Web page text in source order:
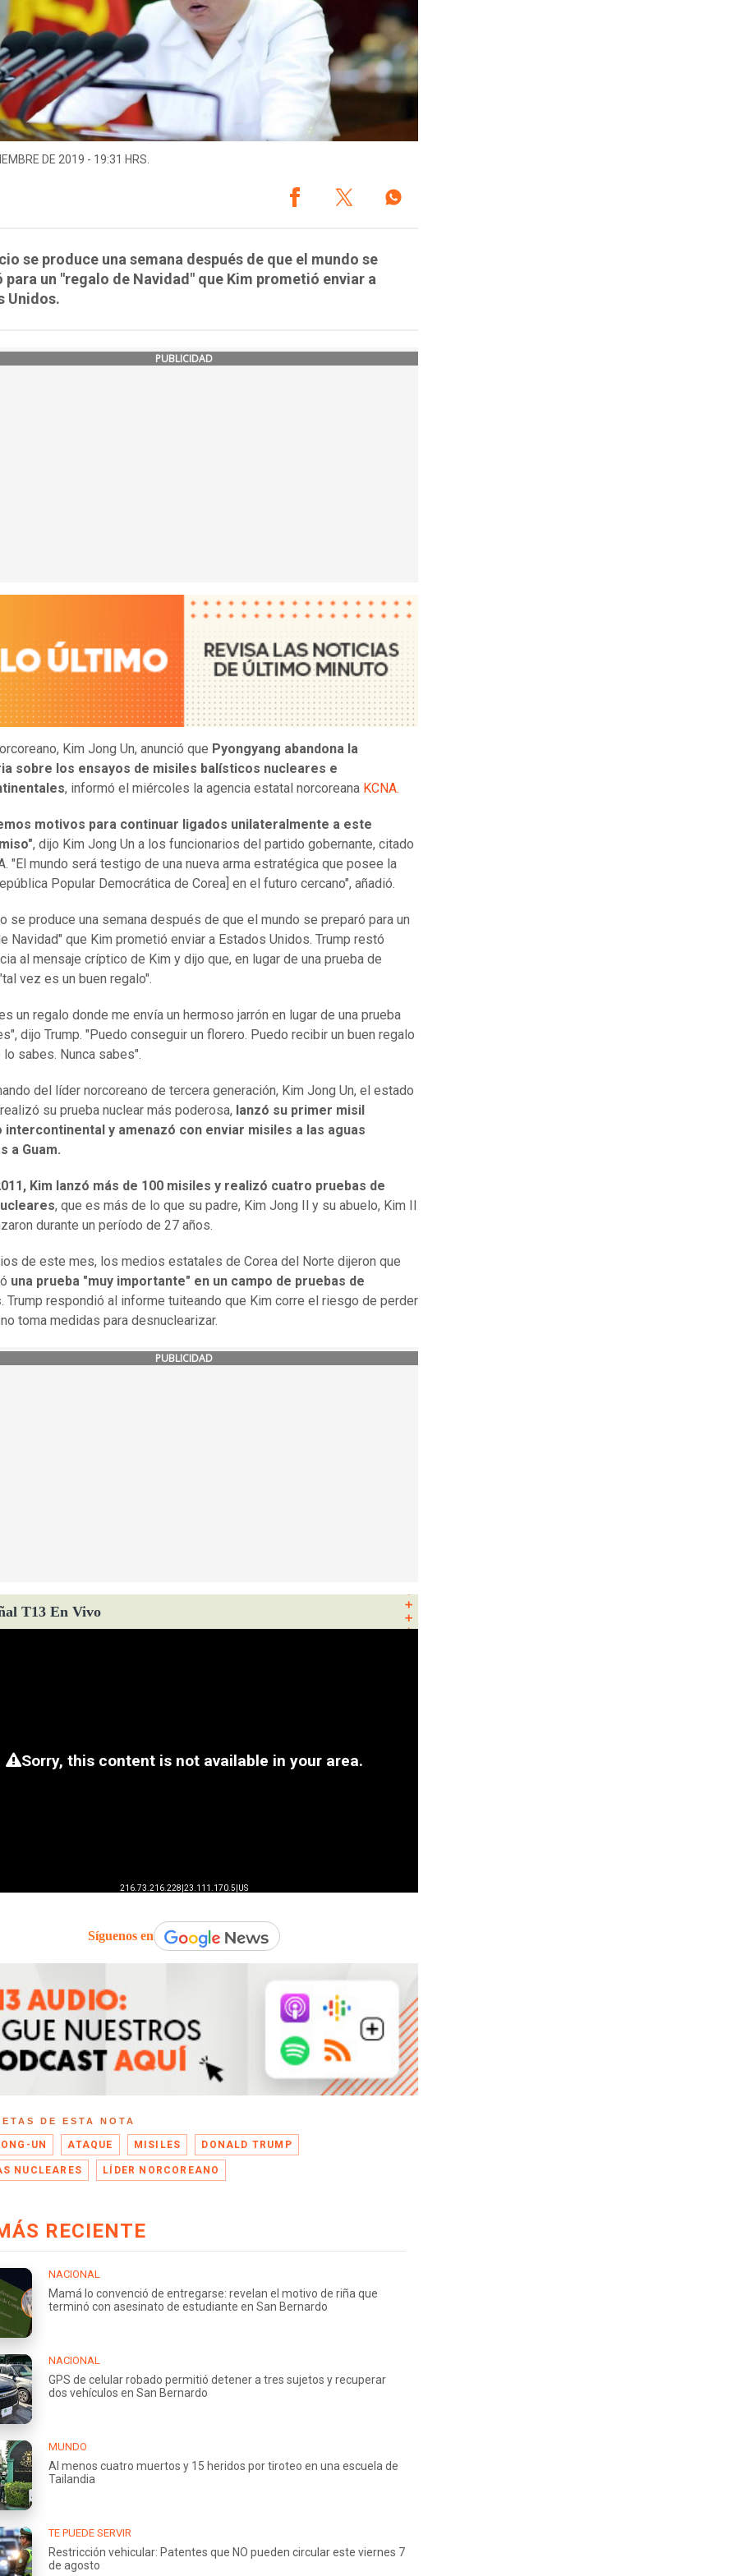
DE 2019 - 19:31 HRS.
se produce una semana después de que el mundo se
para un "regalo de Navidad" que Kim prometió enviar a
Unidos.
PUBLICIDAD
Kim Jong Un, anunció que Pyongyang abandona la
sobre los ensayos de misiles balísticos nucleares e
, informó el miércoles la agencia estatal norcoreana KCNA.
motivos para continuar ligados unilateralmente a este
, dijo Kim Jong Un a los funcionarios del partido gobernante, citado
"El mundo será testigo de una nueva arma estratégica que posee la
Popular Democrática de Corea] en el futuro cercano", añadió.
se produce una semana después de que el mundo se preparó para un
Navidad" que Kim prometió enviar a Estados Unidos. Trump restó
al mensaje críptico de Kim y dijo que, en lugar de una prueba de
vez es un buen regalo".
un regalo donde me envía un hermoso jarrón en lugar de una prueba
dijo Trump. "Puedo conseguir un florero. Puedo recibir un buen regalo
lo sabes. Nunca sabes".
del líder norcoreano de tercera generación, Kim Jong Un, el estado
su prueba nuclear más poderosa, lanzó su primer misil
intercontinental y amenazó con enviar misiles a las aguas
a Guam.
Kim lanzó más de 100 misiles y realizó cuatro pruebas de
, que es más de lo que su padre, Kim Jong Il y su abuelo, Kim Il
durante un período de 27 años.
de este mes, los medios estatales de Corea del Norte dijeron que
una prueba "muy importante" en un campo de pruebas de
. Trump respondió al informe tuiteando que Kim corre el riesgo de perder
toma medidas para desnuclearizar.
PUBLICIDAD
T13 En Vivo
Síguenos en
DE ESTA NOTA
UN ATAQUE MISILES DONALD TRUMP
NUCLEARES LÍDER NORCOREANO
RECIENTE
NACIONAL
Mamá lo convenció de entregarse: revelan el motivo de riña que
terminó con asesinato de estudiante en San Bernardo
NACIONAL
GPS de celular robado permitió detener a tres sujetos y recuperar
dos vehículos en San Bernardo
MUNDO
Al menos cuatro muertos y 15 heridos por tiroteo en una escuela de
Tailandia
TE PUEDE SERVIR
Restricción vehicular: Patentes que NO pueden circular este viernes 7
de agosto